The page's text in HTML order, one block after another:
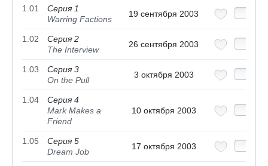
1.01
Серия 1
Warring Factions
19 сентября 2003
1.02
Серия 2
The Interview
26 сентября 2003
1.03
Серия 3
On the Pull
3 октября 2003
1.04
Серия 4
Mark Makes a
Friend
10 октября 2003
1.05
Серия 5
Dream Job
17 октября 2003